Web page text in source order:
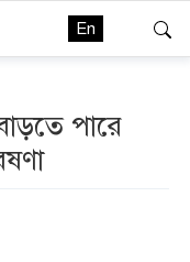
En
পারে